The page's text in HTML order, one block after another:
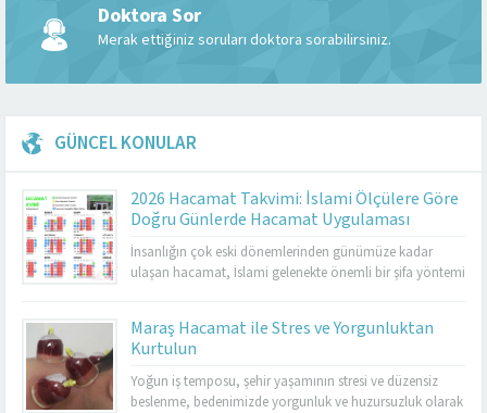
Doktora Sor
Merak ettiğiniz soruları doktora sorabilirsiniz.
GÜNCEL KONULAR
2026 Hacamat Takvimi: İslami Ölçülere Göre
Doğru Günlerde Hacamat Uygulaması
İnsanlığın çok eski dönemlerinden günümüze kadar
ulaşan hacamat, İslami gelenekte önemli bir şifa yöntemi
tıp hem de İslami uygulamalar açısından ayrı bir değer
taşır. 2026 hacamat takvimi, sünnet günlerini, altın
hacamat günlerini, genel uygulanabilir günleri ve
yasaklı...
Maraş Hacamat ile Stres ve Yorgunluktan
Kurtulun
Yoğun iş temposu, şehir yaşamının stresi ve düzensiz
beslenme, bedenimizde yorgunluk ve huzursuzluk olarak